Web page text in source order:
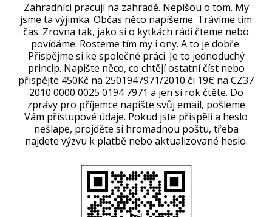
Zahradníci pracují na zahradě. Nepíšou o tom. My
jsme ta výjimka. Občas něco napíšeme. Trávíme tím
čas. Zrovna tak, jako si o kytkách rádi čteme nebo
povídáme. Rosteme tím my i ony. A to je dobře.
Přispějme si ke společné práci. Je to jednoduchý
princip. Napište něco, co chtějí ostatní číst nebo
přispějte 450Kč na 2501947971/2010 či 19€ na CZ37
2010 0000 0025 0194 7971 a jen si rok čtěte. Do
zprávy pro příjemce napište svůj email, pošleme
Vám přístupové údaje. Pokud jste přispěli a heslo
nešlape, projděte si hromadnou poštu, třeba
najdete výzvu k platbě nebo aktualizované heslo.